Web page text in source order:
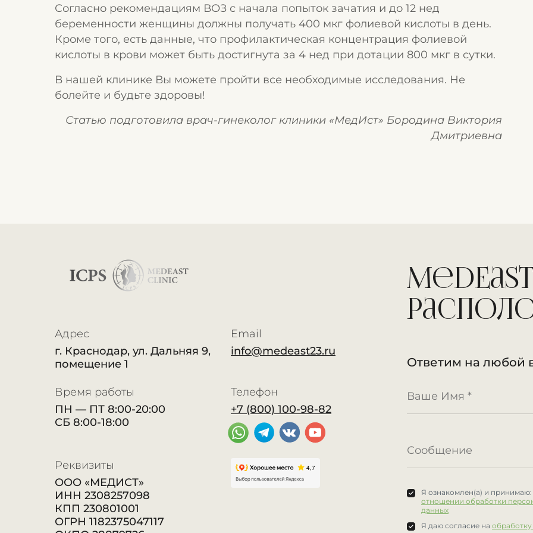
Согласно рекомендациям ВОЗ с начала попыток зачатия и до 12 нед
беременности женщины должны получать 400 мкг фолиевой кислоты в день.
Кроме того, есть данные, что профилактическая концентрация фолиевой
кислоты в крови может быть достигнута за 4 нед при дотации 800 мкг в сутки.
В нашей клинике Вы можете пройти все необходимые исследования. Не
болейте и будьте здоровы!
Статью подготовила врач-гинеколог клиники «МедИст» Бородина Виктория
Дмитриевна
Ответим на любой
Я ознакомлен(а) и принимаю:
отношении обработки
данных
Я даю согласие на
Адрес
г. Краснодар, ул. Дальняя 9,
помещение 1
Email
info@medeast23.ru
Время работы
ПН — ПТ 8:00-20:00
СБ 8:00-18:00
Телефон
+7 (800) 100-98-82
Реквизиты
ООО «МЕДИСТ»
ИНН 2308257098
КПП 230801001
ОГРН 1182375047117